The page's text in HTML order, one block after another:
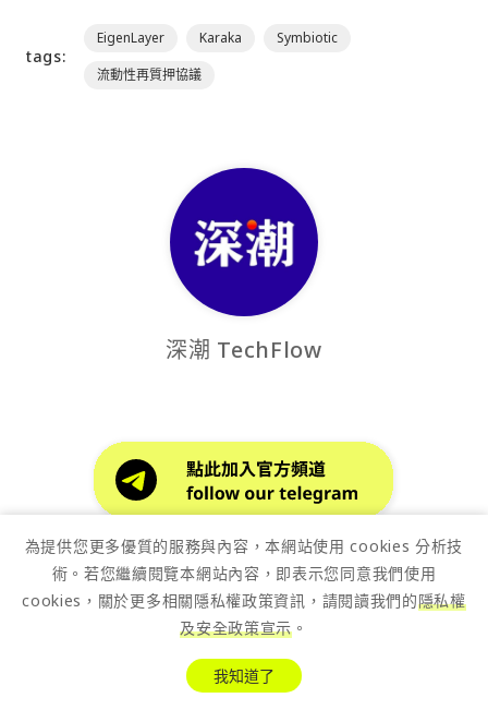
流動性再質押協議
深潮 TechFlow
桑幣快訊
參院確定延後表決！《CLARITY Act》推遲至 9
月，加密法案迎期中選舉前最後決戰
為提供您更多優質的服務與內容，本網站使用 cookies 分析技
術。若您繼續閱覽本網站內容，即表示您同意我們使用
cookies，關於更多相關隱私權政策資訊，請閱讀我們的隱私權
及安全政策宣示 。
我知道了